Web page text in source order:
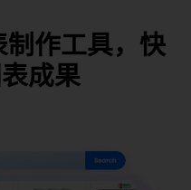
作工具，快
成果